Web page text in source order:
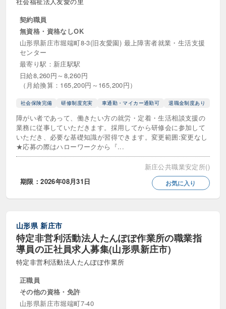
契約職員
無資格・資格なしOK
山形県新庄市堀端町8-3(旧友愛園) 最上障害者就業・生活支援
センター
最寄り駅：新庄駅駅
日給8,260円～8,260円
（月給換算：165,200円～165,200円）
社会保険完備 研修制度充実 車通勤・マイカー通勤可 退職金制度あり
障がい者であって、働きたい方の就労・定着・生活相談支援の
業務に従事していただきます。採用してから研修会に参加して
いただき、必要な基礎知識が習得できます。変更範囲:変更なし
★応募の際はハローワークから『...
新庄公共職業安定所()
期限：2026年08月31日
お気に入り
山形県 新庄市
特定非営利活動法人たんぽぽ作業所の職業指
導員の正社員求人募集(山形県新庄市)
特定非営利活動法人たんぽぽ作業所
正職員
その他の資格・免許
山形県新庄市堀端町7-40